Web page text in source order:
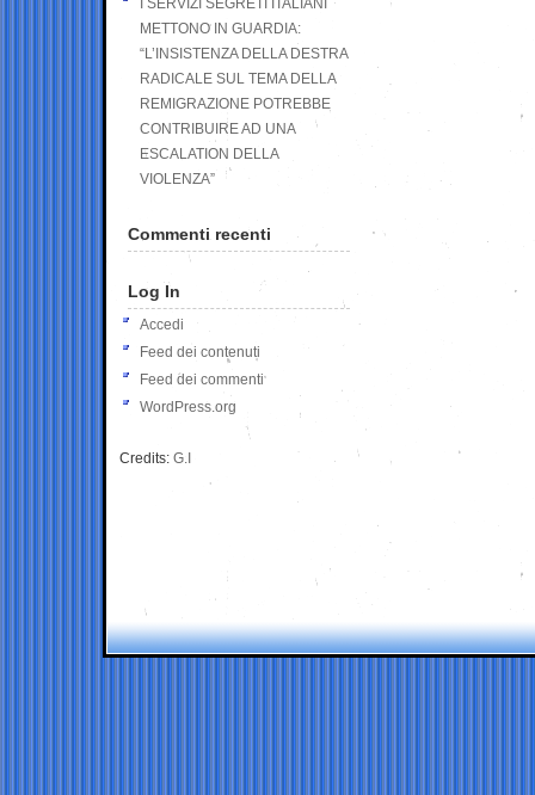
I SERVIZI SEGRETI ITALIANI
METTONO IN GUARDIA:
“L’INSISTENZA DELLA DESTRA
RADICALE SUL TEMA DELLA
REMIGRAZIONE POTREBBE
CONTRIBUIRE AD UNA
ESCALATION DELLA
VIOLENZA”
Commenti recenti
Log In
Accedi
Feed dei contenuti
Feed dei commenti
WordPress.org
Credits: G.I